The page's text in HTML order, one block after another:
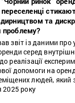
переселенці
та
звіт із даними про
серед
реалізації
допомоги на
людей, який
2025 року